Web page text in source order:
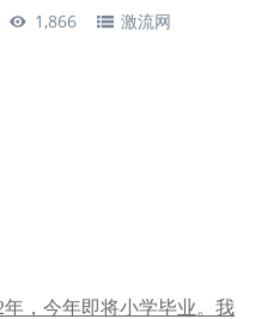
1,866
激流网
年，今年即将小学毕业。我